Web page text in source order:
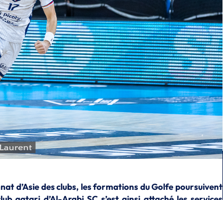
d’Asie des clubs, les formations du Golfe poursuivent